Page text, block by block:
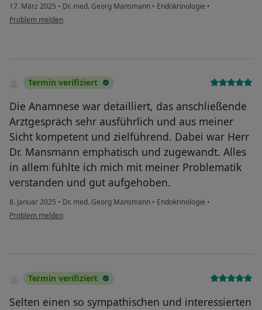
17. März 2025 • Dr. med. Georg Mansmann • Endokrinologie •
Problem melden
Termin verifiziert
Die Anamnese war detailliert, das anschließende
Arztgespräch sehr ausführlich und aus meiner
Sicht kompetent und zielführend. Dabei war Herr
Dr. Mansmann emphatisch und zugewandt. Alles
in allem fühlte ich mich mit meiner Problematik
verstanden und gut aufgehoben.
8. Januar 2025 • Dr. med. Georg Mansmann • Endokrinologie •
Problem melden
Termin verifiziert
Selten einen so sympathischen und interessierten